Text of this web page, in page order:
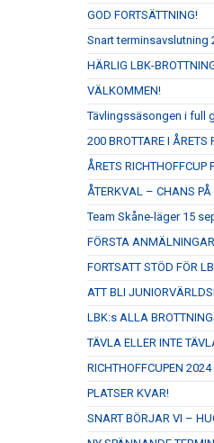
GOD FORTSÄTTNING!
Snart terminsavslutning
HÄRLIG LBK-
VÄLKOMMEN!
Tävlingssäsongen i full
200 BROTTARE I
ÅRETS RICHTHOFFCUP
ÅTERKVAL – CHANS
Team Skåne-läger 15
FÖRSTA
FORTSATT STÖD FÖR
ATT BLI
LBK:s ALLA
TÄVLA ELLER INTE
RICHTHOFFCUPEN
PLATSER KVAR!
SNART BÖRJAR VI –